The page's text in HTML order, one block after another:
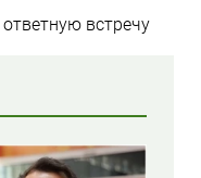
встречу